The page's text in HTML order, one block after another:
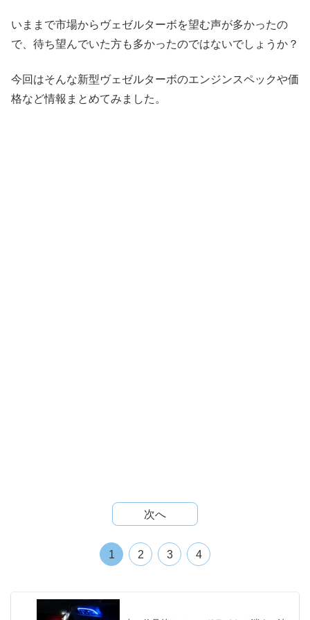
いままで市場からヴェゼルターボを望む声が多かったの
で、待ち望んでいた方も多かったのではないでしょうか？
今回はそんな新型ヴェゼルターボのエンジンスペックや価
格など情報まとめてみました。
次へ
1 2 3 4